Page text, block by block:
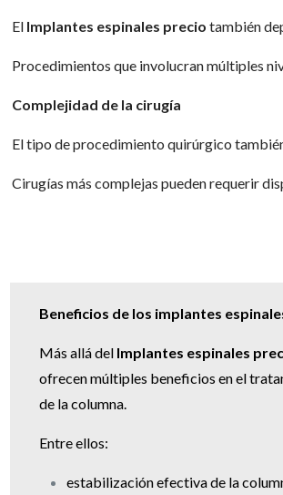
El Implantes espinales precio también
Procedimientos que involucran múltiples
Complejidad de la cirugía
El tipo de procedimiento quirúrgico
Cirugías más complejas pueden requerir
Beneficios de los implantes
Más allá del Implantes espinales
ofrecen múltiples beneficios en el
de la columna.
Entre ellos:
estabilización efectiva de la